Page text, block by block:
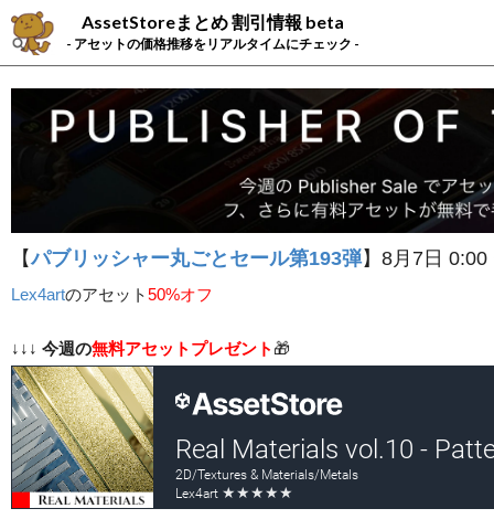
AssetStoreまとめ 割引情報 beta
- アセットの価格推移をリアルタイムにチェック -
【パブリッシャー丸ごとセール第193弾】8月7日 0:00
Lex4artのアセット50%オフ
↓↓↓ 今週の無料アセットプレゼント 🎁